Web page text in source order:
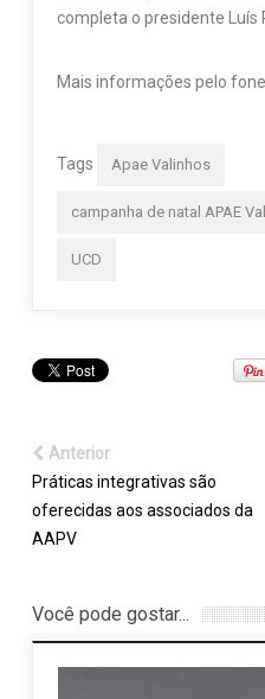
completa o presidente Luís
Mais informações pelo
Tags Apae Valinhos
campanha de natal APAE
UCD
Anterior
Práticas integrativas são
oferecidas aos associados da
AAPV
Você pode gostar...